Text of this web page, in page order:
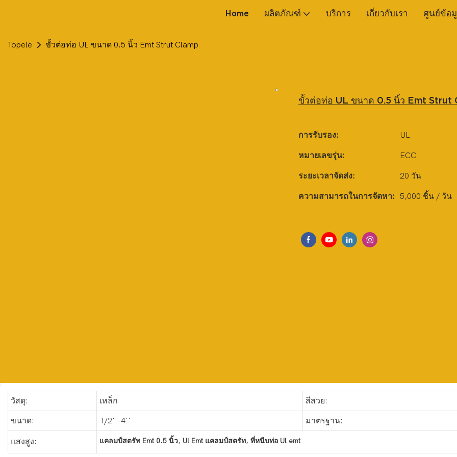
Home ผลิตภัณฑ์ บริการ เกี่ยวกับเรา ศูนย์ข้อ
Topele ขั้วต่อท่อ UL ขนาด 0.5 นิ้ว Emt Strut Clamp
ขั้วต่อท่อ UL ขนาด 0.5 นิ้ว Emt Strut
การรับรอง: UL
หมายเลขรุ่น: ECC
ระยะเวลาจัดส่ง: 20 วัน
ความสามารถในการจัดหา: 5,000 ชิ้น / วัน
วัสดุ: เหล็ก สีสวย:
ขนาด: 1/2''-4'' มาตรฐาน:
แสงสูง: แคลมป์สตรัท Emt 0.5 นิ้ว, Ul Emt แคลมป์สตรัท, ที่หนีบท่อ Ul emt